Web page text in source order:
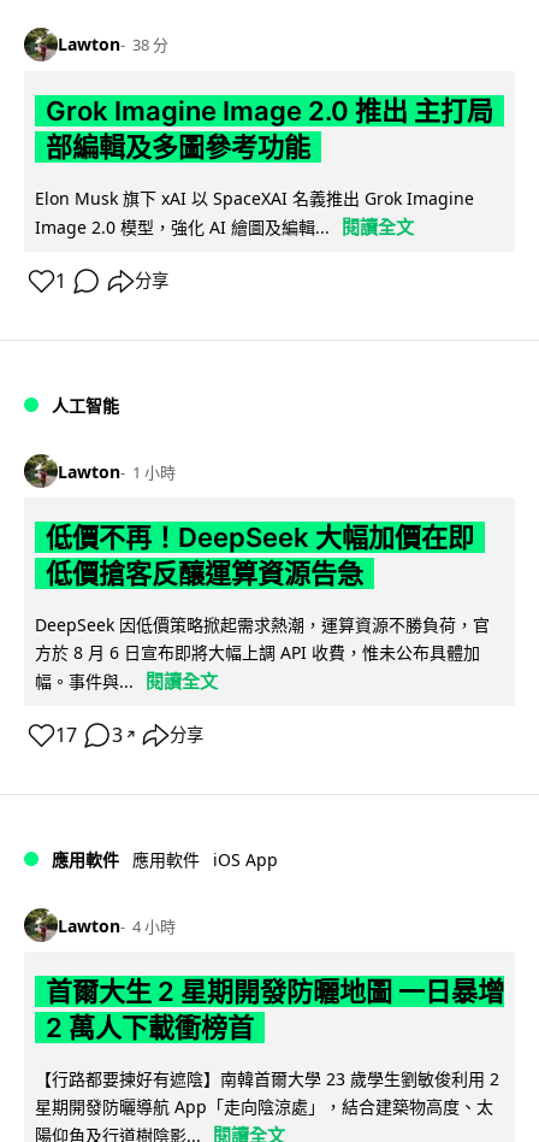
Lawton 38 分
Grok Imagine Image 2.0 推出 主打局
部編輯及多圖參考功能
Elon Musk 旗下 xAI 以 SpaceXAI 名義推出 Grok Imagine
Image 2.0 模型，強化 AI 繪圖及編輯...
閱讀全文
1 分享
人工智能
Lawton 1 小時
低價不再！DeepSeek 大幅加價在即
低價搶客反釀運算資源告急
DeepSeek 因低價策略掀起需求熱潮，運算資源不勝負荷，官
方於 8 月 6 日宣布即將大幅上調 API 收費，惟未公布具體加
幅。事件與...
閱讀全文
17 3 ↗ 分享
應用軟件 應用軟件 iOS App
Lawton 4 小時
首爾大生 2 星期開發防曬地圖 一日暴增
2 萬人下載衝榜首
【行路都要揀好有遮陰】南韓首爾大學 23 歲學生劉敏俊利用 2
星期開發防曬導航 App「走向陰涼處」，結合建築物高度、太
陽仰角及行道樹陰影...
閱讀全文